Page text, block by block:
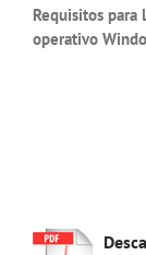
Requisitos
operativo